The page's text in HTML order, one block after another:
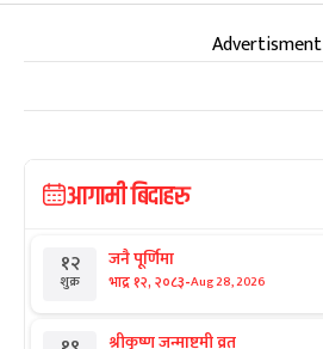
Advertisment
आगामी बिदाहरु
१२
शुक्र
जनै पूर्णिमा
भाद्र १२, २०८३-Aug 28, 2026
श्रीकृष्ण जन्माष्टमी व्रत